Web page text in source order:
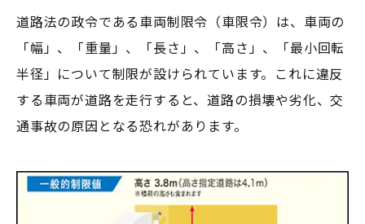
道路法の政令である車両制限令（車限令）は、車両の
「幅」、「重量」、「長さ」、「高さ」、「最小回転
半径」について制限が設けられています。これに違反
する車両が道路を走行すると、道路の損壊や劣化、交
通事故の原因となる恐れがあります。